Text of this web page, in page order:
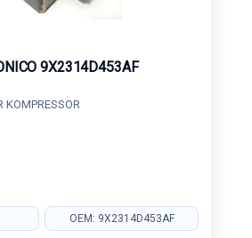
9X2314D453AF
KOMPRESSOR
OEM: 9X2314D453AF